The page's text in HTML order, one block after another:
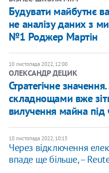
Будувати майбутнє
не аналізу даних з
№1 Роджер Мартін
10 листопада 2022, 12:00
ОЛЕКСАНДР ДЕЦИК
Стратегічне
складнощами вже
вилучення майна під
10 листопада 2022, 10:15
Через відключення
впаде ще більше, –